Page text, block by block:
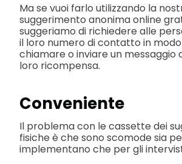
Ma se vuoi farlo utilizzando la
suggerimento anonima online
suggeriamo di richiedere alle
il loro numero di contatto in
chiamare o inviare un messaggio
loro ricompensa.
Conveniente
Il problema con le cassette dei
fisiche è che sono scomode sia
implementano che per gli